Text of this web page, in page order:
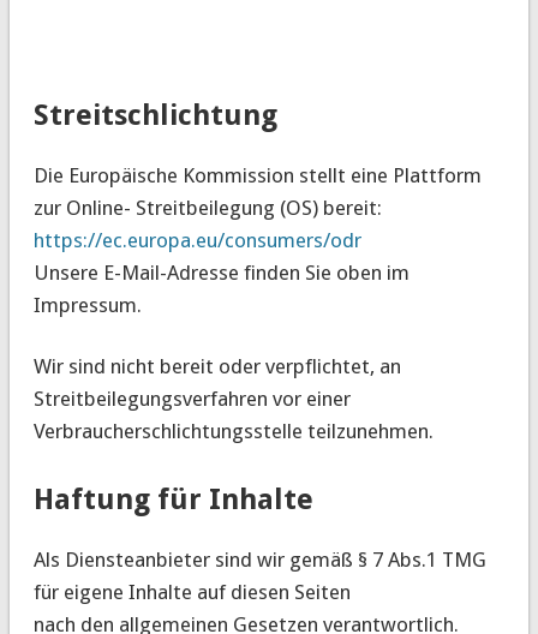
Streitschlichtung
Die Europäische Kommission stellt eine Plattform
zur Online- Streitbeilegung (OS) bereit:
https://ec.europa.eu/consumers/odr
Unsere E-Mail-Adresse finden Sie oben im
Impressum.
Wir sind nicht bereit oder verpflichtet, an
Streitbeilegungsverfahren vor einer
Verbraucherschlichtungsstelle teilzunehmen.
Haftung für Inhalte
Als Diensteanbieter sind wir gemäß § 7 Abs.1 TMG
für eigene Inhalte auf diesen Seiten
nach den allgemeinen Gesetzen verantwortlich.